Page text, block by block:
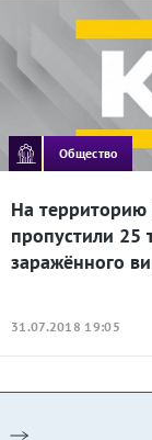
Общество
На
пропустили 25
заражённого
31.07.2018 19:05